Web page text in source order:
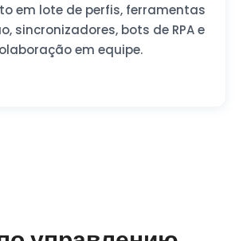
em lote de perfis, ferramentas
sincronizadores, bots de RPA e
em equipe.